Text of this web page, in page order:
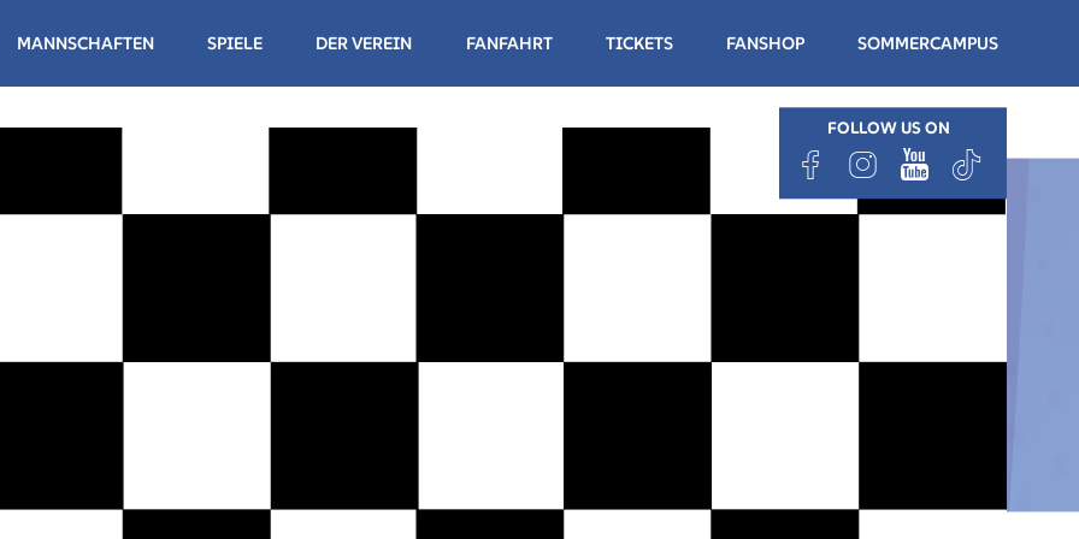
FOLLOW US ON
MANNSCHAFTEN SPIELE DER VEREIN FANFAHRT TICKETS FANSHOP SOMMERCAMPUS